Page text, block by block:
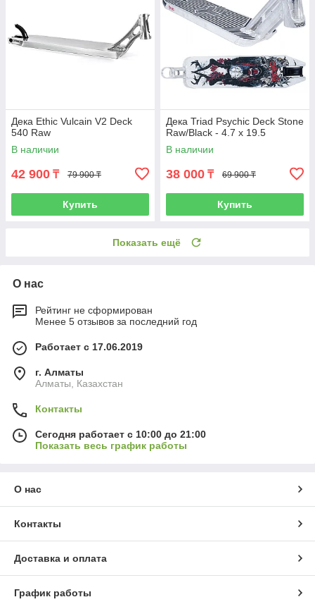
Дека Ethic Vulcain V2 Deck
540 Raw
В наличии
42 900 ₸ 79 900 ₸
Купить
Дека Triad Psychic Deck Stone
Raw/Black - 4.7 x 19.5
В наличии
38 000 ₸ 69 900 ₸
Купить
Показать ещё
О нас
Рейтинг не сформирован
Менее 5 отзывов за последний год
Работает с 17.06.2019
г. Алматы
Алматы, Казахстан
Контакты
Сегодня работает с 10:00 до 21:00
Показать весь график работы
О нас
Контакты
Доставка и оплата
График работы